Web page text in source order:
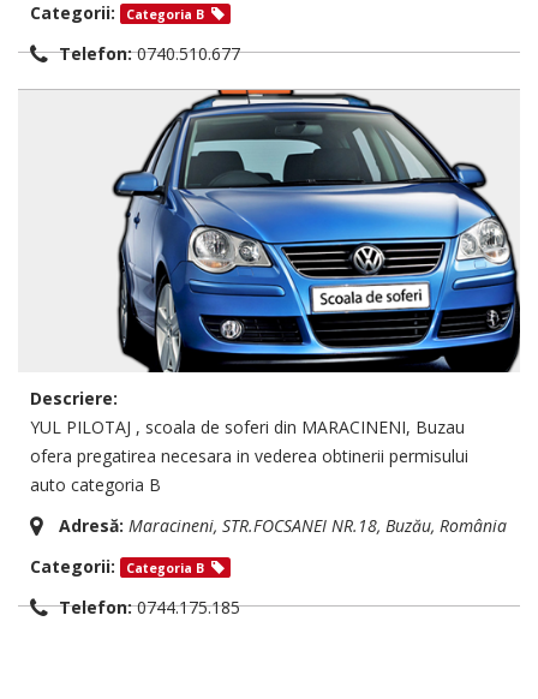
Categorii:
Categoria B
Telefon: 0740.510.677
Descriere:
YUL PILOTAJ , scoala de soferi din MARACINENI, Buzau
ofera pregatirea necesara in vederea obtinerii permisului
auto categoria B
Adresă: Maracineni, STR.FOCSANEI NR.18, Buzău, România
Categorii:
Categoria B
Telefon: 0744.175.185